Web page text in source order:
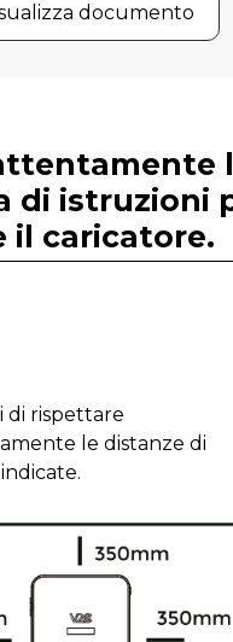
documento
di istruzioni
il caricatore.
di rispettare
le distanze di